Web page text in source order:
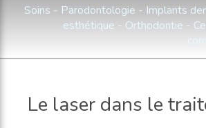
Soins - Parodontologie - Implants
esthétique - Orthodontie -
Le laser dans le